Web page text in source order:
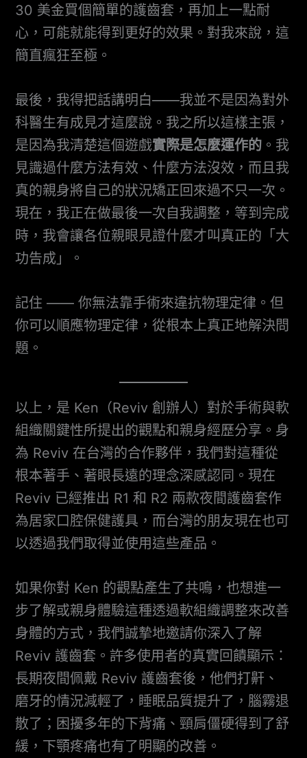
30 美金買個簡單的護齒套，再加上一點耐
心，可能就能得到更好的效果。對我來說，這
簡直瘋狂至極。
最後，我得把話講明白——我並不是因為對外
科醫生有成見才這麼說。我之所以這樣主張，
是因為我清楚這個遊戲實際是怎麼運作的 。我
見識過什麼方法有效、什麼方法沒效，而且我
真的親身將自己的狀況矯正回來過不只一次。
現在，我正在做最後一次自我調整，等到完成
時，我會讓各位親眼見證什麼才叫真正的「大
功告成」。
記住 —— 你無法靠手術來違抗物理定律。但
你可以順應物理定律，從根本上真正地解決問
題。
以上，是 Ken（Reviv 創辦人）對於手術與軟
組織關鍵性所提出的觀點和親身經歷分享。身
為 Reviv 在台灣的合作夥伴，我們對這種從
根本著手、著眼長遠的理念深感認同。現在
Reviv 已經推出 R1 和 R2 兩款夜間護齒套作
為居家口腔保健護具，而台灣的朋友現在也可
以透過我們取得並使用這些產品。
如果你對 Ken 的觀點產生了共鳴，也想進一
步了解或親身體驗這種透過軟組織調整來改善
身體的方式，我們誠摯地邀請你深入了解
Reviv 護齒套。許多使用者的真實回饋顯示：
長期夜間佩戴 Reviv 護齒套後，他們打鼾、
磨牙的情況減輕了，睡眠品質提升了，腦霧退
散了；困擾多年的下背痛、頸肩僵硬得到了舒
緩，下顎疼痛也有了明顯的改善。